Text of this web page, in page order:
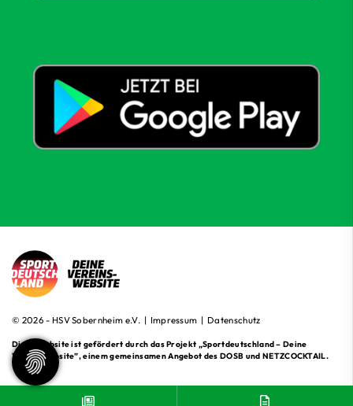
© 2026 - HSV Sobernheim e.V. | Impressum | Datenschutz
Diese Website ist gefördert durch das Projekt „Sportdeutschland – Deine
Vereinswebsite”, einem gemeinsamen Angebot des DOSB und NETZCOCKTAIL.